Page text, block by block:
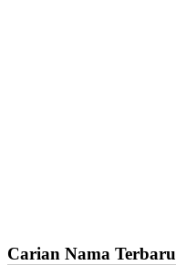
Carian Nama Terbaru